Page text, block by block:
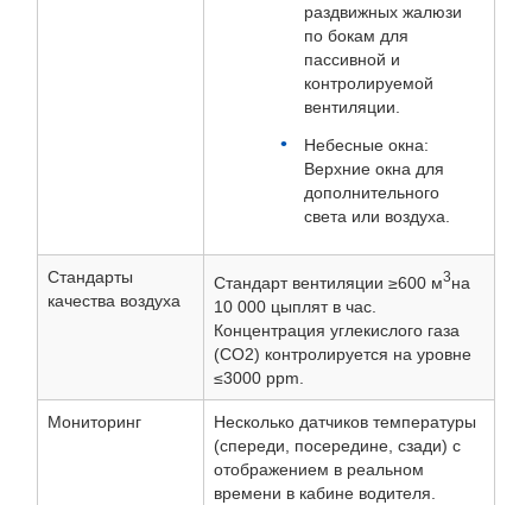
раздвижных жалюзи
по бокам для
пассивной и
контролируемой
вентиляции.
Небесные окна:
Верхние окна для
дополнительного
света или воздуха.
Стандарты
качества воздуха
Стандарт вентиляции ≥600 м3на
10 000 цыплят в час.
Концентрация углекислого газа
(CO2) контролируется на уровне
≤3000 ppm.
Мониторинг
Несколько датчиков температуры
(спереди, посередине, сзади) с
отображением в реальном
времени в кабине водителя.